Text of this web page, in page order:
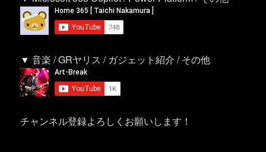
▼ 音楽 / GRヤリス / ガジェット紹介 / その他
チャンネル登録よろしくお願いします！